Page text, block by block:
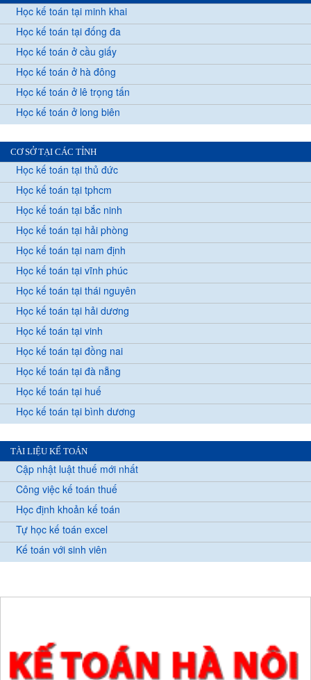
Học kế toán tại minh khai
Học kế toán tại đống đa
Học kế toán ở cầu giấy
Học kế toán ở hà đông
Học kế toán ở lê trọng tấn
Học kế toán ở long biên
CƠ SỞ TẠI CÁC TỈNH
Học kế toán tại thủ đức
Học kế toán tại tphcm
Học kế toán tại bắc ninh
Học kế toán tại hải phòng
Học kế toán tại nam định
Học kế toán tại vĩnh phúc
Học kế toán tại thái nguyên
Học kế toán tại hải dương
Học kế toán tại vinh
Học kế toán tại đồng nai
Học kế toán tại đà nẵng
Học kế toán tại huế
Học kế toán tại bình dương
TÀI LIỆU KẾ TOÁN
Cập nhật luật thuế mới nhất
Công việc kế toán thuế
Học định khoản kế toán
Tự học kế toán excel
Kế toán với sinh viên